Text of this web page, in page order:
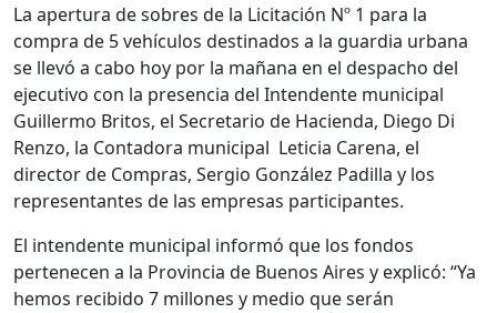
La apertura de sobres de la Licitación Nº 1 para la
compra de 5 vehículos destinados a la guardia urbana
se llevó a cabo hoy por la mañana en el despacho del
ejecutivo con la presencia del Intendente municipal
Guillermo Britos, el Secretario de Hacienda, Diego Di
Renzo, la Contadora municipal Leticia Carena, el
director de Compras, Sergio González Padilla y los
representantes de las empresas participantes.
El intendente municipal informó que los fondos
pertenecen a la Provincia de Buenos Aires y explicó: “Ya
hemos recibido 7 millones y medio que serán